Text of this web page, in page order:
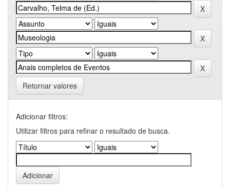
Retornar valores
Adicionar filtros:
Utilizar filtros para refinar o resultado de busca.